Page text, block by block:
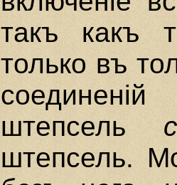
такъ какъ
только въ
штепсель с
штепсель.